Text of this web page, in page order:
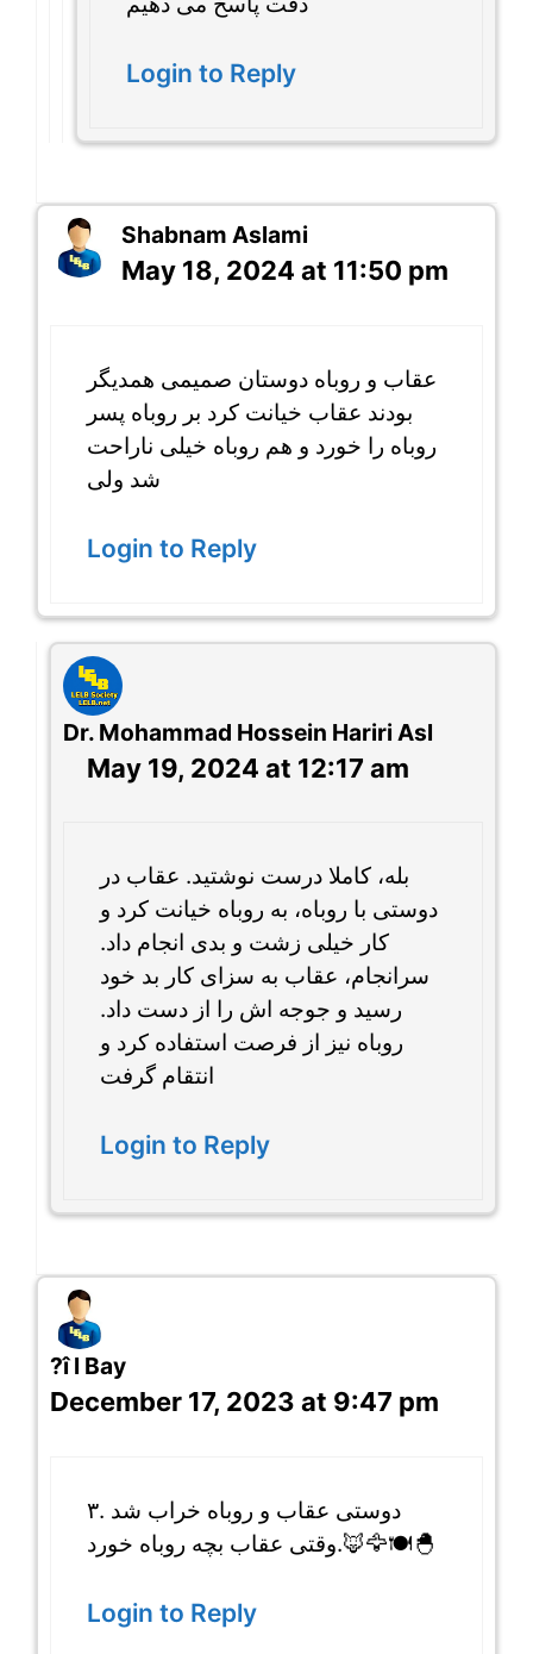
Login to Reply
Shabnam Aslami
May 18, 2024 at 11:50 pm
عقاب و روباه دوستان صمیمی همدیگر
بودند عقاب خیانت کرد بر روباه پسر
روباه را خورد و هم روباه خیلی ناراحت
شد ولی
Login to Reply
Dr. Mohammad Hossein Hariri Asl
May 19, 2024 at 12:17 am
بله، کاملا درست نوشتید. عقاب در
دوستی با روباه، به روباه خیانت کرد و
کار خیلی زشت و بدی انجام داد.
سرانجام، عقاب به سزای کار بد خود
رسید و جوجه اش را از دست داد.
روباه نیز از فرصت استفاده کرد و
انتقام گرفت
Login to Reply
?î l Bay
December 17, 2023 at 9:47 pm
۳. دوستی عقاب و روباه خراب شد
وقتی عقاب بچه روباه خورد.🦊🦅🍽️🐣
Login to Reply